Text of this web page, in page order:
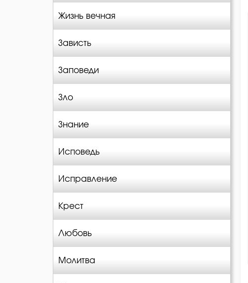
Жизнь вечная
Зависть
Заповеди
Зло
Знание
Исповедь
Исправление
Крест
Любовь
Молитва